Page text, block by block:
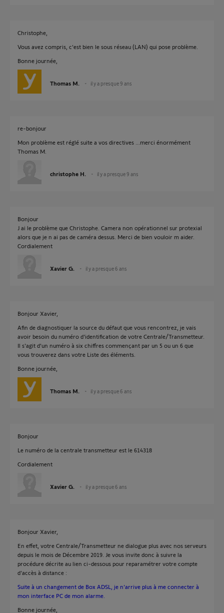
Christophe,
Vous avez compris, c'est bien le sous réseau (LAN) qui pose problème.
Bonne journée,
Thomas M. il y a presque 9 ans
re-bonjour
Mon problème est réglé suite a vos directives ...merci énormément
Thomas M.
christophe H. il y a presque 9 ans
Bonjour
J ai le problème que Christophe. Camera non opérationnel sur protexial
alors que je n ai pas de caméra dessus. Merci de bien vouloir m aider.
Cordialement
Xavier G. il y a presque 6 ans
Bonjour Xavier,
Afin de diagnostiquer la source du défaut que vous rencontrez, je vais
avoir besoin du numéro d'identification de votre Centrale/Transmetteur.
Il s'agit d'un numéro à six chiffres commençant par un 5 ou un 6 que
vous trouverez dans votre Liste des éléments.
Bonne journée,
Thomas M. il y a presque 6 ans
Bonjour
Le numéro de la centrale transmetteur est le 614318
Cordialement
Xavier G. il y a presque 6 ans
Bonjour Xavier,
En effet, votre Centrale/Transmetteur ne dialogue plus avec nos serveurs
depuis le mois de Décembre 2019. Je vous invite donc à suivre la
procédure décrite au lien ci-dessous pour reparamétrer votre compte
d'accès à distance :
Suite à un changement de Box ADSL, je n'arrive plus à me connecter à
mon interface PC de mon alarme.
Bonne journée,